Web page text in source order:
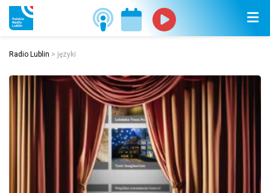
Radio Lublin > języki